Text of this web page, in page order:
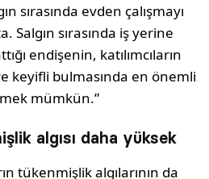
sırasında evden çalışmayı
Salgın sırasında iş yerine
endişenin, katılımcıların
keyifli bulmasında en önemli
mümkün.”
algısı daha yüksek
tükenmişlik algılarının da